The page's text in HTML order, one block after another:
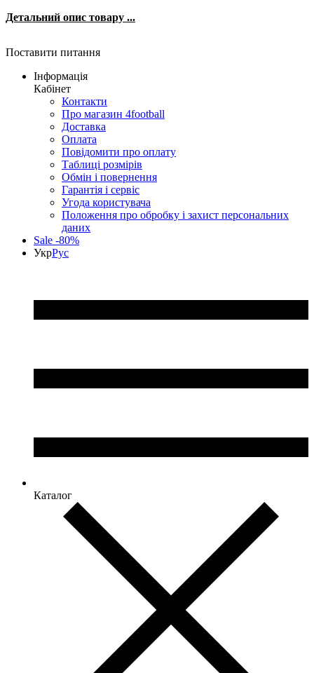
Детальний опис товару ...
Поставити питання
Інформація
Кабінет
Контакти
Про магазин 4football
Доставка
Оплата
Повідомити про оплату
Таблиці розмірів
Обмін і повернення
Гарантія і сервіс
Угода користувача
Положення про обробку і захист персональних
даних
Sale -80%
УкрРус
Каталог